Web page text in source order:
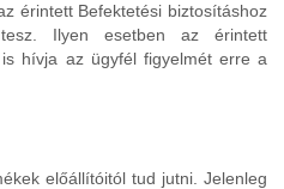
érintett Befektetési biztosításhoz
Ilyen esetben az érintett
hívja az ügyfél figyelmét erre a
előállítóitól tud jutni. Jelenleg